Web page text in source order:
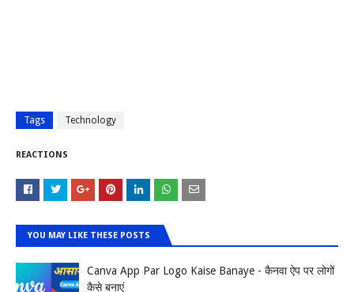
Tags Technology
REACTIONS
YOU MAY LIKE THESE POSTS
Canva App Par Logo Kaise Banaye - कैनवा ऐप पर लोगों
कैसे बनाएं